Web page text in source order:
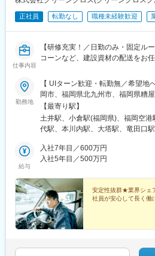
正社員 転勤なし 職種未経験歓迎
仕事内容
【研修充実！／日勤のみ・固定ル
コーンなど、建設資材の配送をお任
勤務地
【 UIターン歓迎・転勤無／希望
岡市、福岡県北九州市、福岡県糟
佐賀県佐賀市、佐賀県鳥栖市、長
世保市、熊本県熊本市、熊本県球
市、宮崎県宮崎市、鹿児島県鹿児
下関市、広島県広島市、広島県福
取市、鳥取県境港市、島根県松江
四日市市、静岡県静岡市、静岡県
府大阪市、大阪府堺市、兵庫県神
良市、京都府京都市■関東埼玉県川
いたま市、神奈川県横浜市、神奈
北宮城県仙台市、宮城県登米市、
【最寄り駅】
土井駅、小倉駅(福岡県)、福岡空
代駅、本川内駅、大塔駅、竜田口
駅、岩国駅、幡生駅、梅林駅(広島
ュージアム駅、高松町駅、鳥取駅
駅、天竜川駅、南宿駅、平林駅(大
英賀保駅、帯解駅、竹田駅(京都府)
館駅、大倉山駅(神奈川県)、南橋本
豊里駅、蛇田駅、北山形駅、郡山
センター駅、伏見駅(京都府)
給与
入社7年目／600万円
入社5年目／500万円
安定性抜群★業界シェ
社員が安心して長く